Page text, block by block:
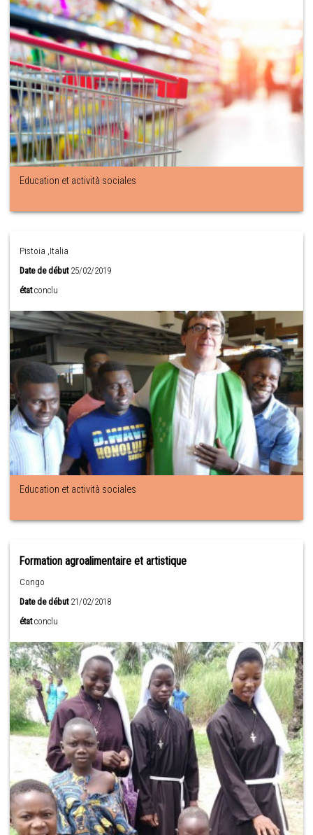
Education et actività sociales
Pistoia ,Italia
Date de début25/02/2019
état conclu
Education et actività sociales
Formation agroalimentaire et artistique
Congo
Date de début21/02/2018
état conclu